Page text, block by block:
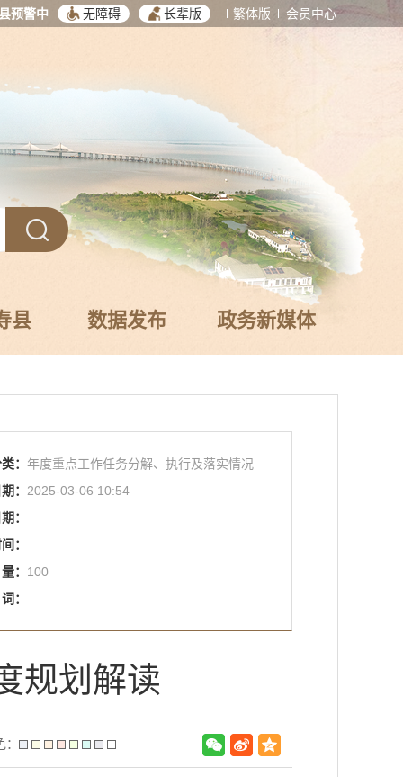
预警中 无障碍 长辈版 繁体版 会员中心
县 数据发布 政务新媒体
： 年度重点工作任务分解、执行及落实情况
： 2025-03-06 10:54
：
：
量： 100
词：
规划解读